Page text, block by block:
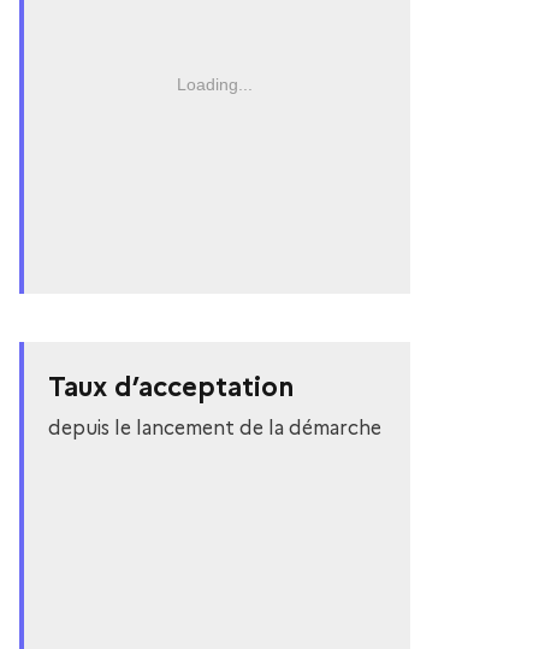
Loading...
Taux d’acceptation
depuis le lancement de la démarche